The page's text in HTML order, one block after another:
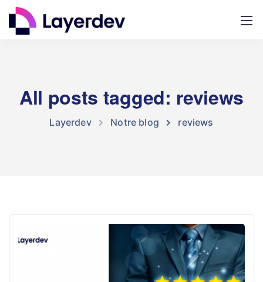
All posts tagged: reviews
Layerdev Notre blog reviews